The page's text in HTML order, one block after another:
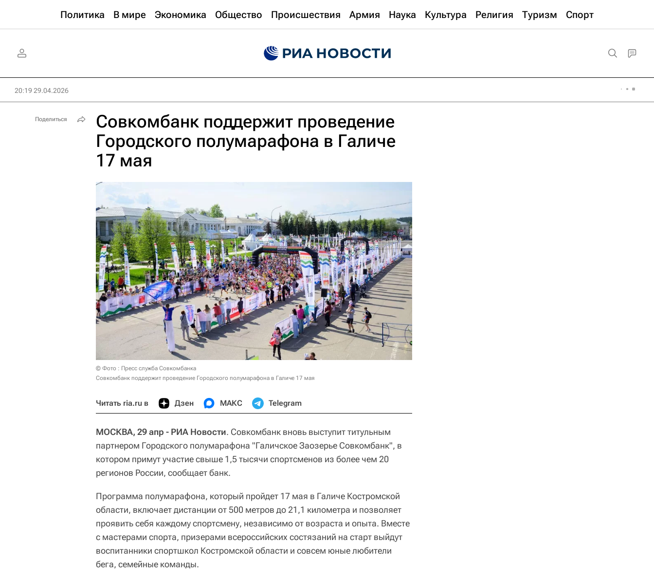
Политика В мире Экономика Общество Происшествия Армия Наука Культура Религия Туризм Спорт
20:19 29.04.2026
Совкомбанк поддержит проведение
Городского полумарафона в Галиче
17 мая
© Фото : Пресс служба Совкомбанка
Совкомбанк поддержит проведение Городского полумарафона в Галиче 17 мая
Читать ria.ru в Дзен МАКС Telegram
МОСКВА, 29 апр - РИА Новости. Совкомбанк вновь выступит титульным
партнером Городского полумарафона "Галичское Заозерье Совкомбанк", в
котором примут участие свыше 1,5 тысячи спортсменов из более чем 20
регионов России, сообщает банк.
Программа полумарафона, который пройдет 17 мая в Галиче Костромской
области, включает дистанции от 500 метров до 21,1 километра и позволяет
проявить себя каждому спортсмену, независимо от возраста и опыта. Вместе
с мастерами спорта, призерами всероссийских состязаний на старт выйдут
воспитанники спортшкол Костромской области и совсем юные любители
бега, семейные команды.
Поделиться